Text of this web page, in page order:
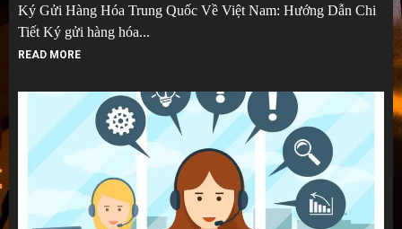
Ký Gửi Hàng Hóa Trung Quốc Về Việt Nam: Hướng Dẫn Chi
Tiết Ký gửi hàng hóa...
READ MORE